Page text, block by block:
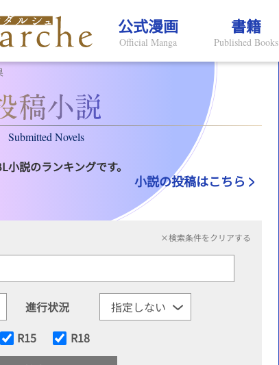
公式漫画
Official Manga
書籍
Published Books
Submitted Novels
説のランキングです。
小説の投稿はこちら
×検索条件をクリアする
進行状況
R15 R18